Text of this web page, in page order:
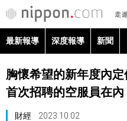
最新報導
最新報導 深度報導 新聞
胸懷希望的新年度內
首次招聘的空服員在內
財經 2023.10.02